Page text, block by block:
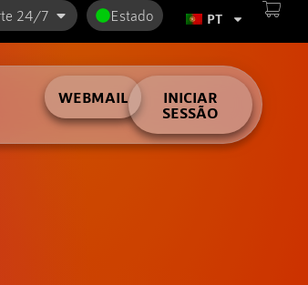
24/7 Estado PT
WEBMAIL
INICIAR
SESSÃO